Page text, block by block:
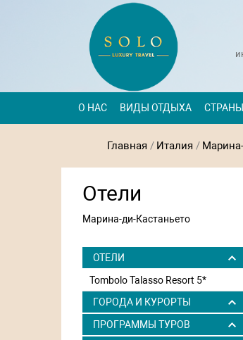
О НАС ВИДЫ ОТДЫХА СТРАНЫ
Главная / Италия /
Отели
Марина-ди-Кастаньето
ОТЕЛИ
Tombolo Talasso Resort 5*
ГОРОДА И КУРОРТЫ
ПРОГРАММЫ ТУРОВ